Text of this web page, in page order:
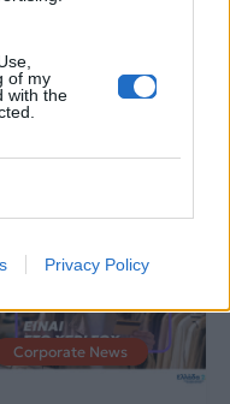
of my
with the
Privacy Policy
«Will you marry me?»
ζευγάρι που
στο
State Building
Corporate News